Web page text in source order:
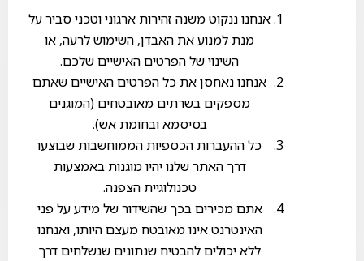
אנחנו ננקוט משנה זהירות ארגוני וטכני סביר על
מנת למנוע את האבדן, השימוש לרעה, או
השינוי של הפרטים האישיים שלכם.
אנחנו נאחסן את כל הפרטים האישיים שאתם
מספקים בשרתים מאובטחים (המוגנים
בסיסמא ובחומת אש).
כל ההעברות הכספיות הממוחשבות שבוצעו
דרך האתר שלנו יהיו מוגנות באמצעות
טכנולוגיית הצפנה.
אתם מכירים בכך שהשידור של מידע על פני
האינטרנט אינו מאובטח מעצם היותו, ואנחנו
ללא יכולים להבטיח שנתונים שנשלחים דרך